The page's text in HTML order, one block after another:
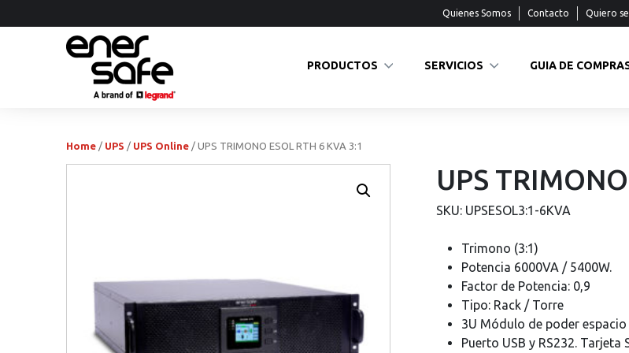
Quienes Somos Contacto Quiero
PRODUCTOS SERVICIOS GUIA DE
Home / UPS / UPS Online / UPS TRIMONO ESOL RTH 6 KVA 3:1
UPS
SKU: UPSESOL3:1-6KVA
Trimono (3:1)
Potencia 6000VA / 5400W.
Factor de Potencia: 0,9
Tipo: Rack / Torre
3U Módulo de poder espacio
Puerto USB y RS232.